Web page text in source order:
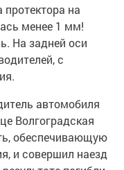
на
менее 1 мм!
На задней оси
с
автомобиля
Волгоградская
обеспечивающую
и совершил наезд